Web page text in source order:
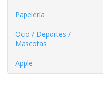
Papelería
Ocio / Deportes /
Mascotas
Apple